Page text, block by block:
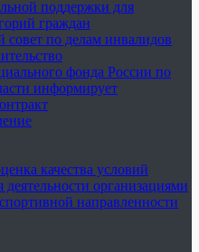
поддержки для
граждан
по делам инвалидов
фонда России по
информирует
качества условий
деятельности организациями
направленности